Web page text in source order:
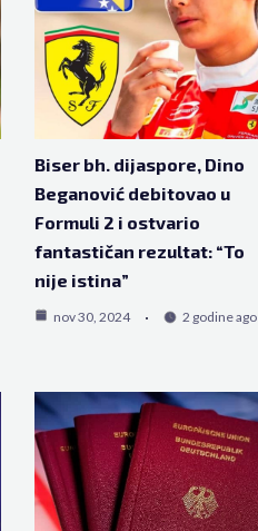
Biser bh. dijaspore, Dino
Beganović debitovao u
Formuli 2 i ostvario
fantastičan rezultat: “To
nije istina”
nov 30, 2024 2 godine ago